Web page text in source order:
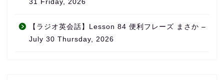
31 Friday, 2026
【ラジオ英会話】Lesson 84 便利フレーズ まさか –
July 30 Thursday, 2026